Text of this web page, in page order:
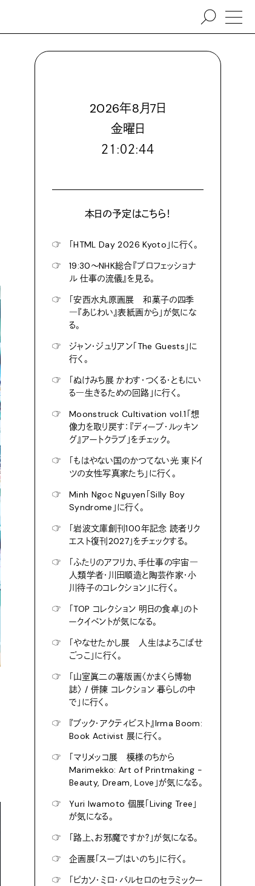
2026年8月7日
金曜日
２１:０２:４６
本日の予定はこちら！
☞
「HTML Day 2026 Kyoto」に行く。
☞
19:30〜NHK総合『プロフェッショナ
ル 仕事の流儀』を見る。
☞
「安西水丸原画展 和菓子の四季
―『あじわい』表紙画から」が気にな
る。
☞
ジャン・ジュリアン「The Guests」に
行く。
☞
「ぬけみち展 かわす・つくる・ともにい
る―生きるための回路」に行く。
☞
Moonstruck Cultivation vol.1「想
像力を取り戻す：『ディープ・ルッキン
グ』アートクラブ」をチェック。
☞
「もはやない国のかつてない光 東ドイ
ツの女性写真家たち」に行く。
☞
Minh Ngoc Nguyen「Silly Boy
Syndrome」に行く。
☞
「岩波文庫創刊100年記念 読者リク
エスト復刊2027」をチェックする。
☞
「ふたりのアフリカ、手仕事の宇宙―
人類学者・川田順造と陶芸作家・小
川待子のコレクション」に行く。
☞
「TOP コレクション 明日の食卓」のト
ークイベントが気になる。
☞
「やなせたかし展 人生はよろこばせ
ごっこ」に行く。
☞
「山室眞二の薯版画〈かまくら博物
誌〉 / 併陳 コレクション 暮らしの中
で」に行く。
☞
『ブック・アクティビスト』Irma Boom:
Book Activist 展に行く。
☞
「マリメッコ展 模様のちから
Marimekko: Art of Printmaking -
Beauty, Dream, Love」が気になる。
☞
Yuri Iwamoto 個展「Living Tree」
が気になる。
☞
「路上、お邪魔ですか？」が気になる。
☞
企画展「スープはいのち」に行く。
☞
「ピカソ・ミロ・バルセロのセラミックー